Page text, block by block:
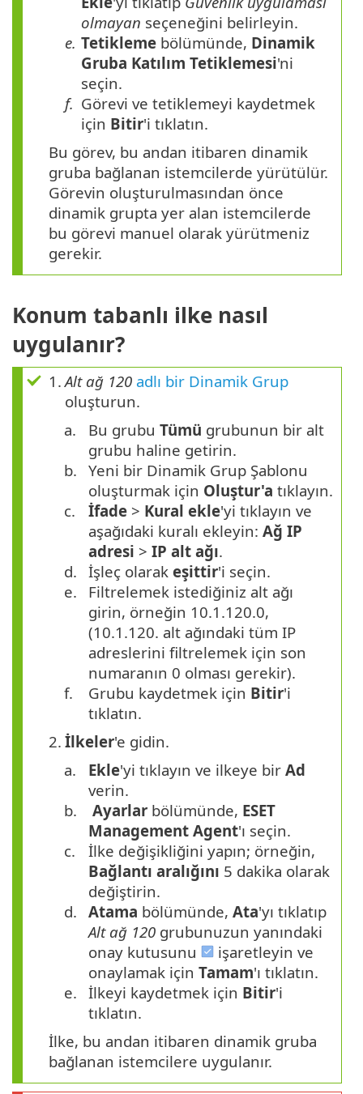
olmayan seçeneğini belirleyin.
e. Tetikleme bölümünde, Dinamik
Gruba Katılım Tetiklemesi'ni
seçin.
f. Görevi ve tetiklemeyi kaydetmek
için Bitir'i tıklatın.
Bu görev, bu andan itibaren dinamik
gruba bağlanan istemcilerde yürütülür.
Görevin oluşturulmasından önce
dinamik grupta yer alan istemcilerde
bu görevi manuel olarak yürütmeniz
gerekir.
Konum tabanlı ilke nasıl
uygulanır?
1. Alt ağ 120 adlı bir Dinamik Grup
oluşturun.
a.
Bu grubu Tümü grubunun bir alt
grubu haline getirin.
b. Yeni bir Dinamik Grup Şablonu
oluşturmak için Oluştur'a tıklayın.
c.
İfade > Kural ekle'yi tıklayın ve
aşağıdaki kuralı ekleyin: Ağ IP
adresi > IP alt ağı.
d. İşleç olarak eşittir'i seçin.
e.
Filtrelemek istediğiniz alt ağı
girin, örneğin 10.1.120.0,
(10.1.120. alt ağındaki tüm IP
adreslerini filtrelemek için son
numaranın 0 olması gerekir).
f.
Grubu kaydetmek için Bitir'i
tıklatın.
2. İlkeler'e gidin.
a.
Ekle'yi tıklayın ve ilkeye bir Ad
verin.
b.
Ayarlar bölümünde, ESET
Management Agent'ı seçin.
c.
İlke değişikliğini yapın; örneğin,
Bağlantı aralığını 5 dakika olarak
değiştirin.
d. Atama bölümünde, Ata'yı tıklatıp
Alt ağ 120 grubunuzun yanındaki
onay kutusunu
işaretleyin ve
onaylamak için Tamam'ı tıklatın.
e. İlkeyi kaydetmek için Bitir'i
tıklatın.
İlke, bu andan itibaren dinamik gruba
bağlanan istemcilere uygulanır.